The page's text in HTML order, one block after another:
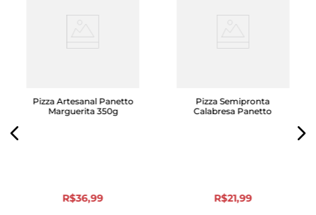
Pizza Artesanal Panetto
Marguerita 350g
R$36,99
Pizza Semipronta
Calabresa Panetto
R$21,99